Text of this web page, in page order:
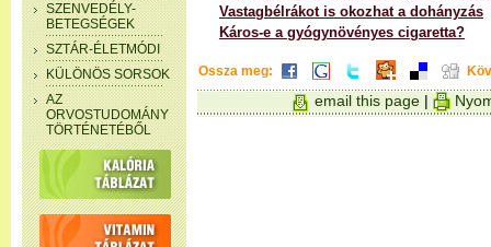
SZENVEDÉLY-
BETEGSÉGEK
SZTÁR-ÉLETMÓDI
KÜLÖNÖS SORSOK
AZ
ORVOSTUDOMÁNY
TÖRTÉNETÉBŐL
Vastagbélrákot is okozhat a dohányzás
Káros-e a gyógynövényes cigaretta?
Ossza meg:
email this page |